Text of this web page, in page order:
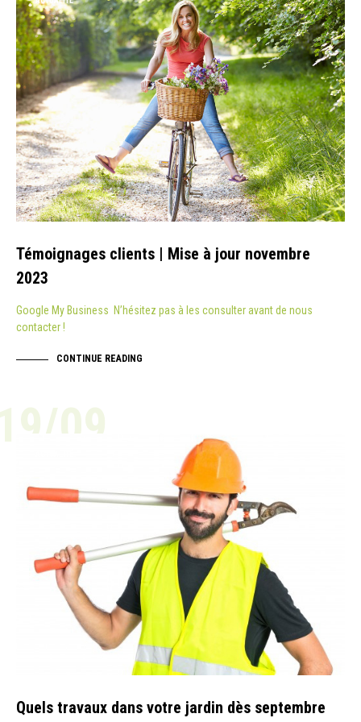
Témoignages clients | Mise à jour novembre
2023
Google My Business N’hésitez pas à les consulter avant de nous
contacter !
CONTINUE READING
09
Quels travaux dans votre jardin dès septembre